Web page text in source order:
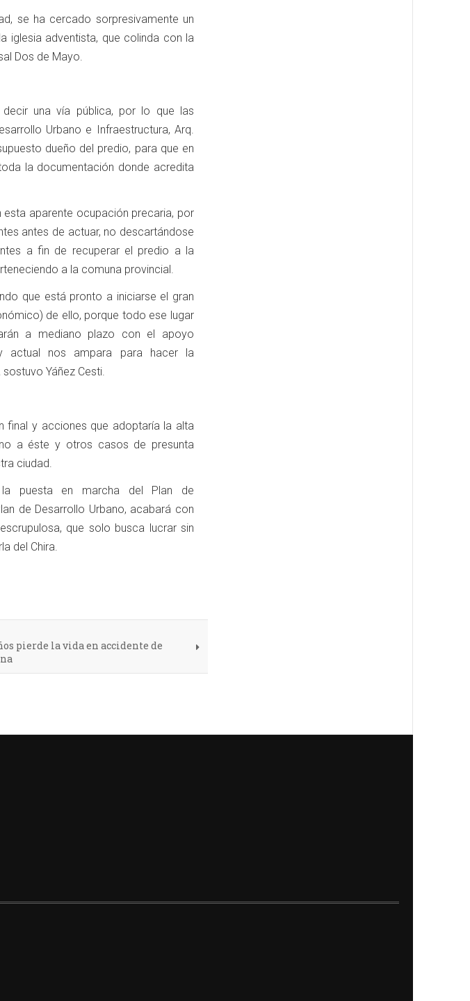
se ha cercado sorpresivamente un
iglesia adventista, que colinda con la
Dos de Mayo.
una vía pública, por lo que las
Urbano e Infraestructura, Arq.
dueño del predio, para que en
la documentación donde acredita
aparente ocupación precaria, por
antes de actuar, no descartándose
a fin de recuperar el predio a la
a la comuna provincial.
que está pronto a iniciarse el gran
de ello, porque todo ese lugar
a mediano plazo con el apoyo
actual nos ampara para hacer la
Yáñez Cesti.
final y acciones que adoptaría la alta
a éste y otros casos de presunta
ciudad.
puesta en marcha del Plan de
de Desarrollo Urbano, acabará con
que solo busca lucrar sin
del Chira.
pierde la vida en accidente de